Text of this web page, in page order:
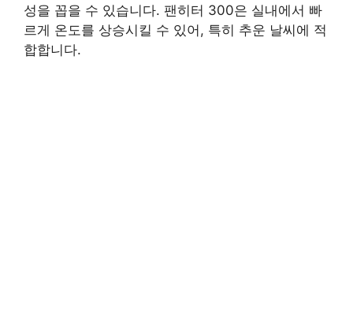
성을 꼽을 수 있습니다. 팬히터 300은 실내에서 빠
르게 온도를 상승시킬 수 있어, 특히 추운 날씨에 적
합합니다.